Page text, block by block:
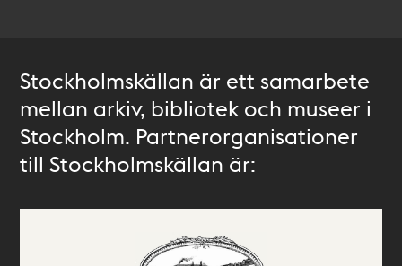
Stockholmskällan är ett samarbete
mellan arkiv, bibliotek och museer i
Stockholm. Partnerorganisationer
till Stockholmskällan är: